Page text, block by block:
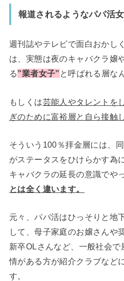
報道されるようなパパ活
週刊誌やテレビで面白おかし
は、実態は夜のキャバクラ嬢
る”業者女子” と呼ばれる層な
もしくは芸能人やタレントを
ぎのために富裕層と自ら接触
そういう100％拝金層には、
がステータスをひけらかす為
キャバクラの延長の意識でや
とは全く違います。
元々、パパ活はひっそりと地
して、母子家庭のお嬢さんや
新卒OLさんなど、一般社会
情がある方が紹介クラブなど
す。